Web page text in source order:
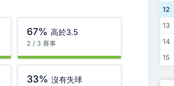
67% 高於3.5
2 / 3 賽事
33% 沒有失球
12
13
14
15